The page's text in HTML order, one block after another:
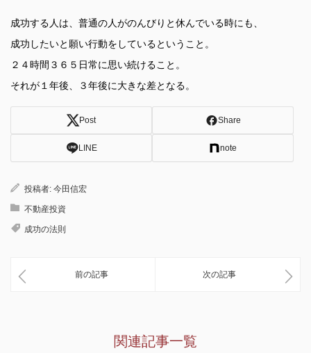
成功する人は、普通の人がのんびりと休んでいる時にも、
成功したいと願い行動をしているということ。
２４時間３６５日常に思い続けること。
それが１年後、３年後に大きな差となる。
Post Share
LINE note
投稿者: 今田信宏
不動産投資
成功の法則
前の記事 次の記事
関連記事一覧